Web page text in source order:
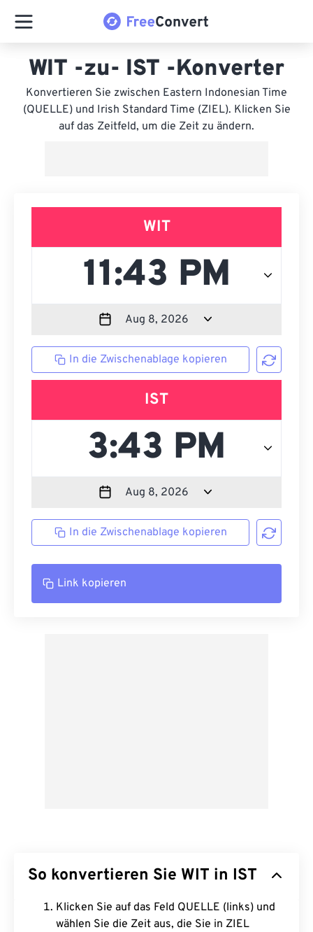
WIT -zu- IST -Konverter
Konvertieren Sie zwischen Eastern Indonesian Time
(QUELLE) und Irish Standard Time (ZIEL). Klicken Sie
auf das Zeitfeld, um die Zeit zu ändern.
WIT
In die Zwischenablage kopieren
IST
In die Zwischenablage kopieren
Link kopieren
So konvertieren Sie WIT in IST
Klicken Sie auf das Feld QUELLE (links) und
wählen Sie die Zeit aus, die Sie in ZIEL